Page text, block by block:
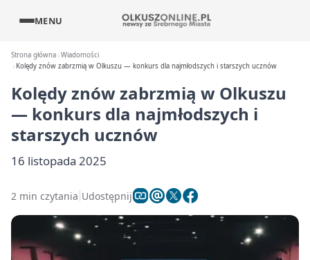
MENU
Strona główna Wiadomości
Kolędy znów zabrzmią w Olkuszu — konkurs dla najmłodszych i starszych ucznów
Kolędy znów zabrzmią w Olkuszu
— konkurs dla najmłodszych i
starszych ucznów
16 listopada 2025
2 min czytania Udostępnij